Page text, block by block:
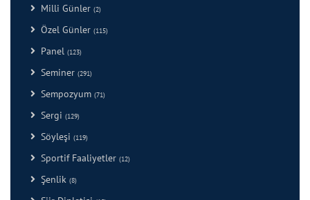
Milli Günler (2)
Özel Günler (115)
Panel (123)
Seminer (291)
Sempozyum (71)
Sergi (129)
Söyleşi (119)
Sportif Faaliyetler (12)
Şenlik (8)